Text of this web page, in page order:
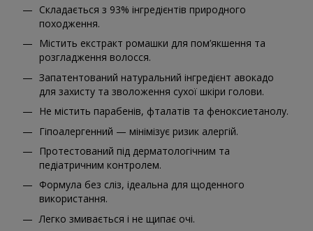
Складається з 93% інгредієнтів природного
походження.
Містить екстракт ромашки для пом’якшення та
розгладження волосся.
Запатентований натуральний інгредієнт авокадо
для захисту та зволоження сухої шкіри голови.
Не містить парабенів, фталатів та феноксиетанолу.
Гіпоалергенний — мінімізує ризик алергій.
Протестований під дерматологічним та
педіатричним контролем.
Формула без сліз, ідеальна для щоденного
використання.
Легко змивається і не щипає очі.